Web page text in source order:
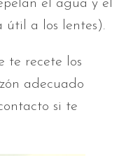
el agua y el
útil a los lentes).
te recete los
adecuado
si te